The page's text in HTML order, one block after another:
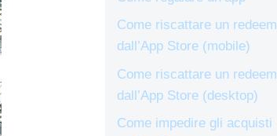
Come riscattare un redeem
dall’App Store (mobile)
Come riscattare un redeem
dall’App Store (desktop)
Come impedire gli acquisti